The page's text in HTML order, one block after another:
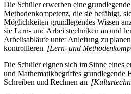
Die Schüler erwerben eine
Methodenkompetenz, die sie befähigt,
Möglichkeiten grundlegendes Wissen
sie Lern- und Arbeitstechniken an und
Arbeitsabläufe unter Anleitung zu
kontrollieren. [Lern- und
Die Schüler eignen sich im Sinne eines
und Mathematikbegriffes grundlegende
Schreiben und Rechnen an.